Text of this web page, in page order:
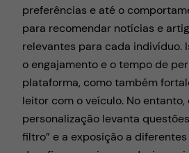
preferências e até o
para recomendar notícias e
relevantes para cada indivíduo.
o engajamento e o tempo de
plataforma, como também
leitor com o veículo. No entanto,
personalização levanta
filtro” e a exposição a